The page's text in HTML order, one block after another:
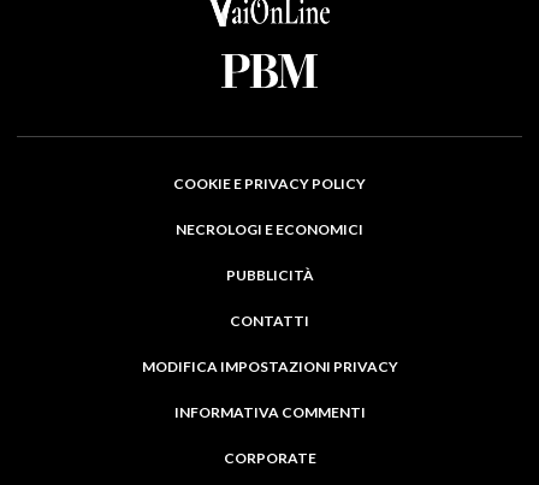
COOKIE E PRIVACY POLICY
NECROLOGI E ECONOMICI
PUBBLICITÀ
CONTATTI
MODIFICA IMPOSTAZIONI PRIVACY
INFORMATIVA COMMENTI
CORPORATE